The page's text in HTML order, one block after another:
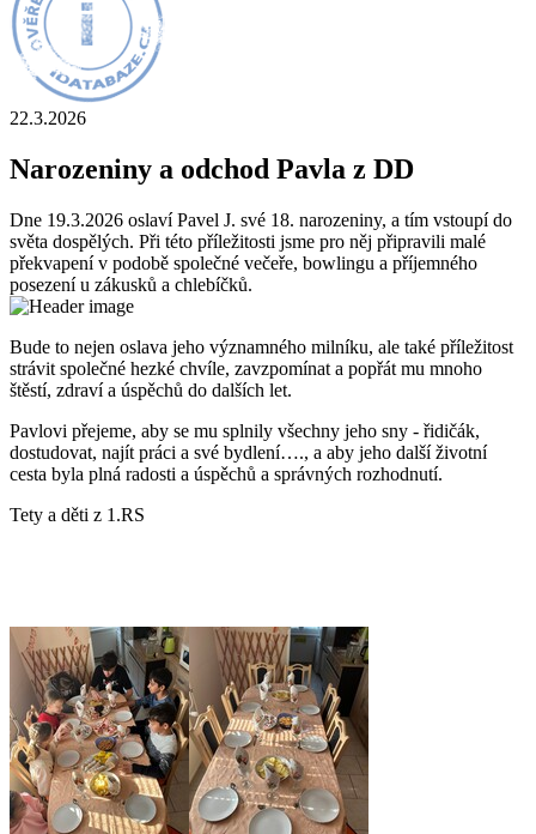
22.3.2026
Narozeniny a odchod Pavla z DD
Dne 19.3.2026 oslaví Pavel J. své 18. narozeniny, a tím vstoupí do
světa dospělých. Při této příležitosti jsme pro něj připravili malé
překvapení v podobě společné večeře, bowlingu a příjemného
posezení u zákusků a chlebíčků.
Bude to nejen oslava jeho významného milníku, ale také příležitost
strávit společné hezké chvíle, zavzpomínat a popřát mu mnoho
štěstí, zdraví a úspěchů do dalších let.
Pavlovi přejeme, aby se mu splnily všechny jeho sny - řidičák,
dostudovat, najít práci a své bydlení…., a aby jeho další životní
cesta byla plná radosti a úspěchů a správných rozhodnutí.
Tety a děti z 1.RS